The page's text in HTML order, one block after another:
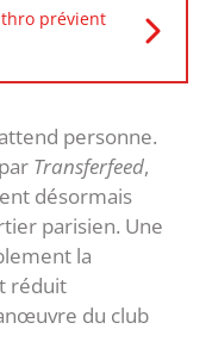
prévient
personne.
Transferfeed,
désormais
parisien. Une
la
réduit
du club